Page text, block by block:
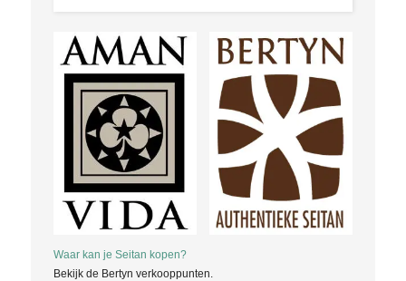
Waar kan je Seitan kopen?
Bekijk de Bertyn verkooppunten.